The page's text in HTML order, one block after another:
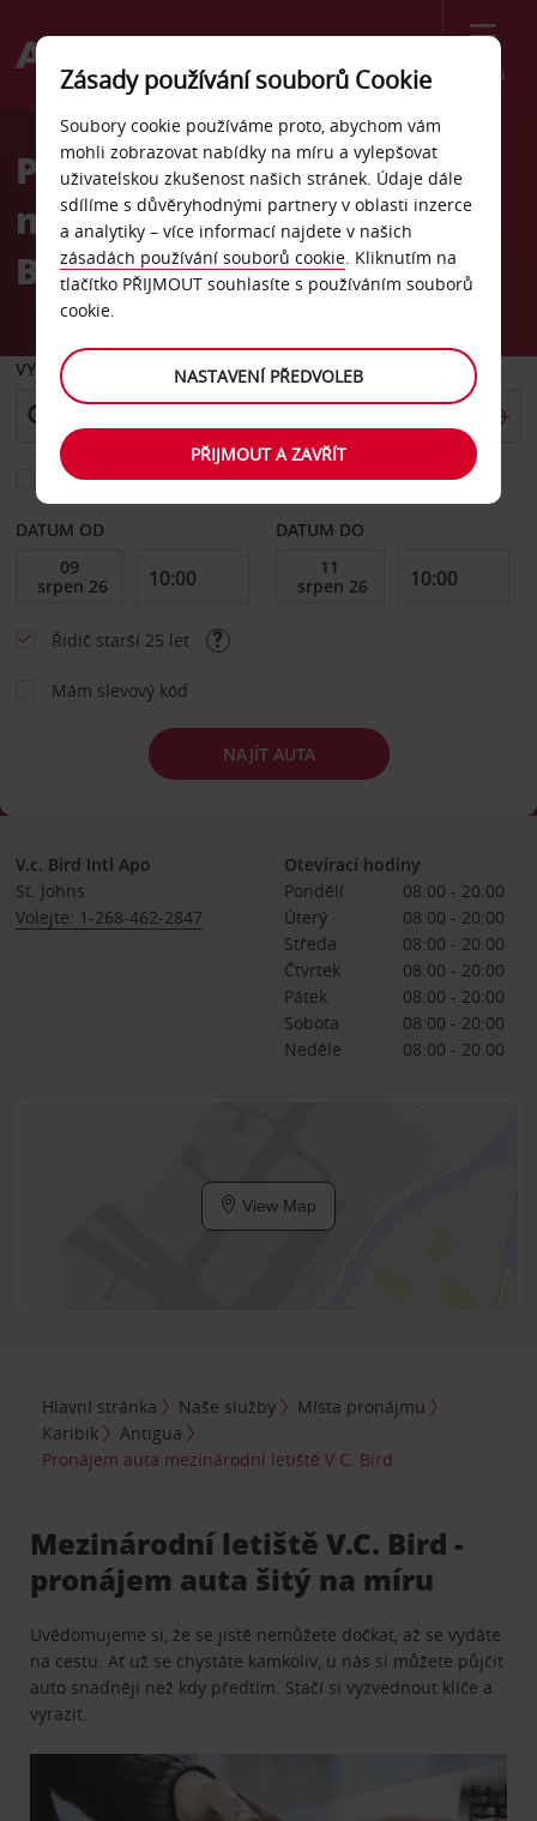
Menu
Welcome
AvisPronájem auta
mezinárodní letiště V.C.
Bird
VYZVEDNOUT Z
Vyberte si jiné místo vrácení
DATUM OD DATUM DO
Řidič starší 25 let
Mám slevový kód
NAJÍT AUTA
V.c. Bird Intl Apo
St. Johns
Volejte: 1-268-462-2847
Otevírací hodiny
Pondělí
08:00 - 20:00
Úterý
08:00 - 20:00
Středa
08:00 - 20:00
Čtvrtek
08:00 - 20:00
Pátek
08:00 - 20:00
Sobota
08:00 - 20:00
Neděle
08:00 - 20:00
View Map
Hlavní stránka Naše služby
Místa pronájmu
Karibik
Antigua
Pronájem auta mezinárodní letiště V.C. Bird
Mezinárodní letiště V.C. Bird -
pronájem auta šitý na míru
Uvědomujeme si, že se jistě nemůžete dočkat, až se vydáte
na cestu. Ať už se chystáte kamkoliv, u nás si můžete půjčit
auto snadněji než kdy předtím. Stačí si vyzvednout klíče a
vyrazit.
Zásady používání souborů Cookie
Soubory cookie používáme proto, abychom vám
mohli zobrazovat nabídky na míru a vylepšovat
uživatelskou zkušenost našich stránek. Údaje dále
sdílíme s důvěryhodnými partnery v oblasti inzerce
a analytiky – více informací najdete v našich
zásadách používání souborů cookie. Kliknutím na
tlačítko PŘIJMOUT souhlasíte s používáním souborů
cookie.
NASTAVENÍ PŘEDVOLEB
PŘIJMOUT A ZAVŘÍT